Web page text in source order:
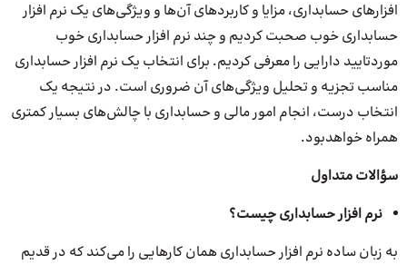
افزارهای حسابداری، مزایا و کاربردهای آن‌ها و ویژگی‌های یک نرم افزار
حسابداری خوب صحبت کردیم و چند نرم افزار حسابداری خوب
موردتایید دارایی را معرفی کردیم. برای انتخاب یک نرم افزار حسابداری
مناسب تجزیه و تحلیل ویژگی‌های آن ضروری است. در نتیجه یک
انتخاب درست، انجام امور مالی و حسابداری با چالش‌های بسیار کمتری
همراه خواهدبود.
سؤالات متداول
نرم افزار حسابداری چیست؟
به زبان ساده نرم افزار حسابداری همان کارهایی را می‌کند که در قدیم